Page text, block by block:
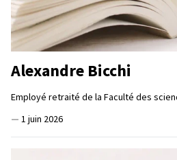
Alexandre Bicchi
Employé retraité de la Faculté des
— 1 juin 2026